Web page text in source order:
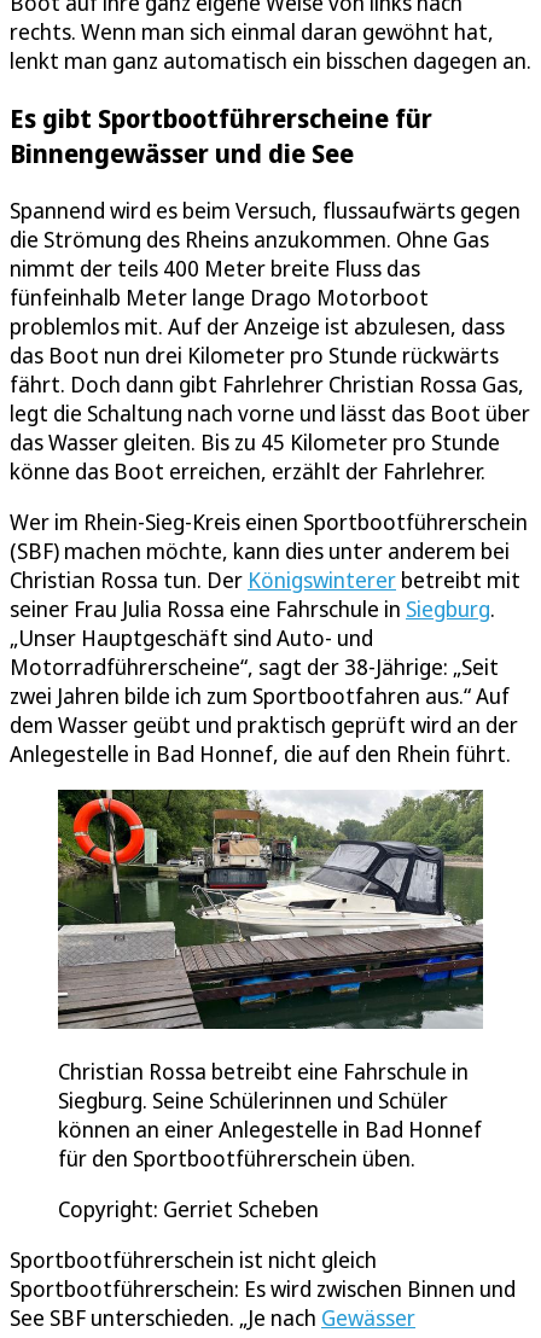
rechts. Wenn man sich einmal daran gewöhnt hat,
lenkt man ganz automatisch ein bisschen dagegen an.
Es gibt Sportbootführerscheine für
Binnengewässer und die See
Spannend wird es beim Versuch, flussaufwärts gegen
die Strömung des Rheins anzukommen. Ohne Gas
nimmt der teils 400 Meter breite Fluss das
fünfeinhalb Meter lange Drago Motorboot
problemlos mit. Auf der Anzeige ist abzulesen, dass
das Boot nun drei Kilometer pro Stunde rückwärts
fährt. Doch dann gibt Fahrlehrer Christian Rossa Gas,
legt die Schaltung nach vorne und lässt das Boot über
das Wasser gleiten. Bis zu 45 Kilometer pro Stunde
könne das Boot erreichen, erzählt der Fahrlehrer.
Wer im Rhein-Sieg-Kreis einen Sportbootführerschein
(SBF) machen möchte, kann dies unter anderem bei
Christian Rossa tun. Der Königswinterer betreibt mit
seiner Frau Julia Rossa eine Fahrschule in Siegburg.
„Unser Hauptgeschäft sind Auto- und
Motorradführerscheine“, sagt der 38-Jährige: „Seit
zwei Jahren bilde ich zum Sportbootfahren aus.“ Auf
dem Wasser geübt und praktisch geprüft wird an der
Anlegestelle in Bad Honnef, die auf den Rhein führt.
Christian Rossa betreibt eine Fahrschule in
Siegburg. Seine Schülerinnen und Schüler
können an einer Anlegestelle in Bad Honnef
für den Sportbootführerschein üben.
Copyright: Gerriet Scheben
Sportbootführerschein ist nicht gleich
Sportbootführerschein: Es wird zwischen Binnen und
See SBF unterschieden. „Je nach Gewässer